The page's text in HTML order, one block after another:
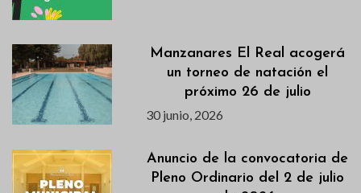
Manzanares El Real acogerá
un torneo de natación el
próximo 26 de julio
30 junio, 2026
Anuncio de la convocatoria de
Pleno Ordinario del 2 de julio